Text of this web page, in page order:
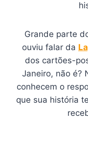
Grande parte
ouviu falar da
dos cartões-
Janeiro, não é?
conhecem o
que sua história